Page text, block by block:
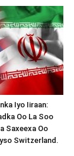
Iyo Iiraan:
Oo La Soo
Saxeexa Oo
Switzerland.